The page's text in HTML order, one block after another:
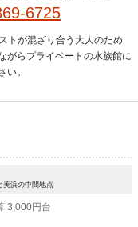
00 6725
トが混ざり合う大人のため
がらプライベートの水族館に
い。
美浜の中間地点
3,000円台